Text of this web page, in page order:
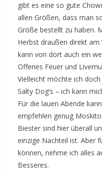
gibt es eine so gute
allen Größen, dass man
Größe bestellt zu haben.
Herbst draußen direkt am
kann von dort auch ein
Offenes Feuer und
Vielleicht möchte ich
Salty Dog’s – ich kann
Für die lauen Abende
empfehlen genug
Biester sind hier überall
einzige Nachteil ist. Aber
können, nehme ich alles
Besseres.